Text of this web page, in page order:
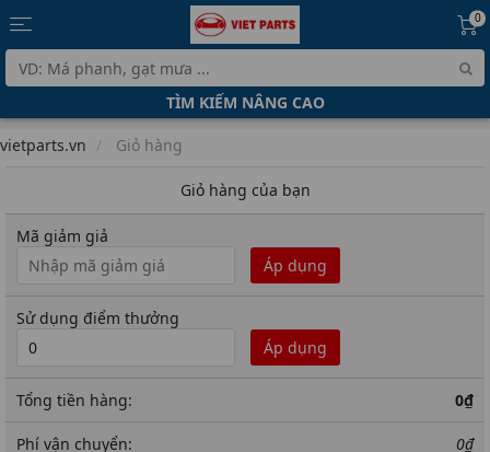
0
TÌM KIẾM NÂNG CAO
vietparts.vn Giỏ hàng
Giỏ hàng của bạn
Mã giảm giả
Áp dụng
Sử dụng điểm thưởng
Áp dụng
Tổng tiền hàng: 0₫
Phí vận chuyển: 0₫